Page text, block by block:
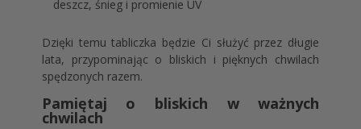
deszcz, śnieg i promienie UV
Dzięki temu tabliczka będzie Ci służyć przez długie
lata, przypominając o bliskich i pięknych chwilach
spędzonych razem.
Pamiętaj o bliskich w ważnych
chwilach